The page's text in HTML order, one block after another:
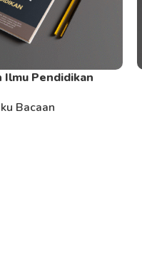
Ilmu Pendidikan
Bacaan